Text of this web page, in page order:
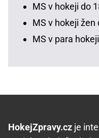
MS v hokeji do
MS v hokeji žen
MS v para hokeji
HokejZpravy.cz je